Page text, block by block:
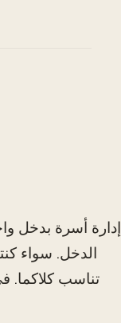
إدارة أسرة بدخل
الدخل. سواء
تناسب كلاكما.